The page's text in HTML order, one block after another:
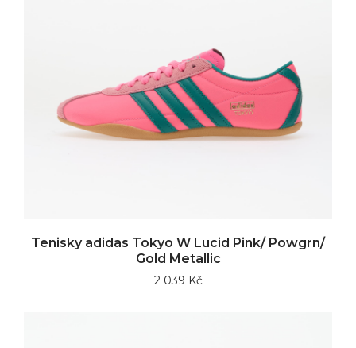
Tenisky adidas Tokyo W Lucid Pink/ Powgrn/
Gold Metallic
2 039 Kč